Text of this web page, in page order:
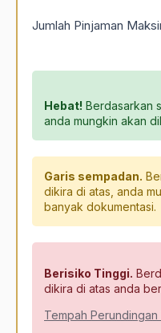
Jumlah Pinjaman
Hebat! Berdasarkan
anda mungkin akan
Garis sempadan.
dikira di atas, anda
banyak dokumentasi.
Berisiko Tinggi.
dikira di atas anda
Tempah Perundingan